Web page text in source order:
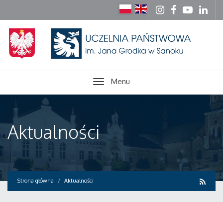
Menu
Aktualności
Strona główna Aktualności